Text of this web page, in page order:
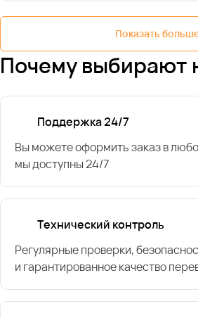
Показать
Почему выбирают
Поддержка 24/7
Вы можете оформить заказ в
мы доступны 24/7
Технический контроль
Регулярные проверки,
и гарантированное качество